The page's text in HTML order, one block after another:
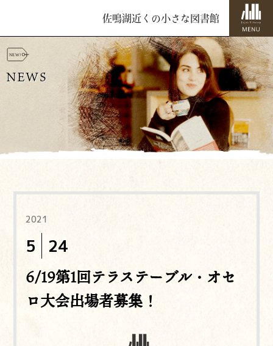
佐鳴湖近くの小さな図書館
NEWS
2021
5 24
6/19第1回テラステーブル・オセ
ロ大会出場者募集！